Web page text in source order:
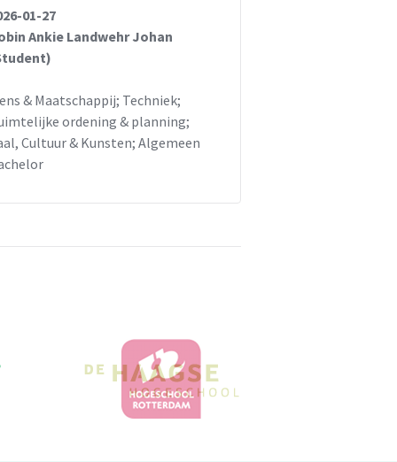
01-27
Ankie Landwehr Johan
& Maatschappij; Techniek;
ordening & planning;
Cultuur & Kunsten; Algemeen